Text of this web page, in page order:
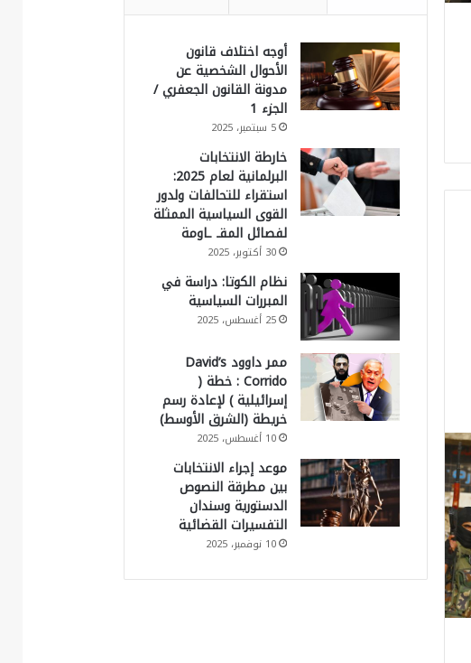
أوجه اختلاف قانون
الأحوال الشخصية عن
مدونة القانون الجعفري /
الجزء 1
5 سبتمبر، 2025
خارطة الانتخابات
البرلمانية لعام 2025:
استقراء للتحالفات ولدور
القوى السياسية الممثلة
لفصائل المقـ ـاومة
30 أكتوبر، 2025
نظام الكوتا: دراسة في
المبررات السياسية
25 أغسطس، 2025
ممر داوود David’s
Corrido : خطة (
إسرائيلية ) لإعادة رسم
خريطة (الشرق الأوسط)
10 أغسطس، 2025
موعد إجراء الانتخابات
بين مطرقة النصوص
الدستورية وسندان
التفسيرات القضائية
10 نوفمبر، 2025